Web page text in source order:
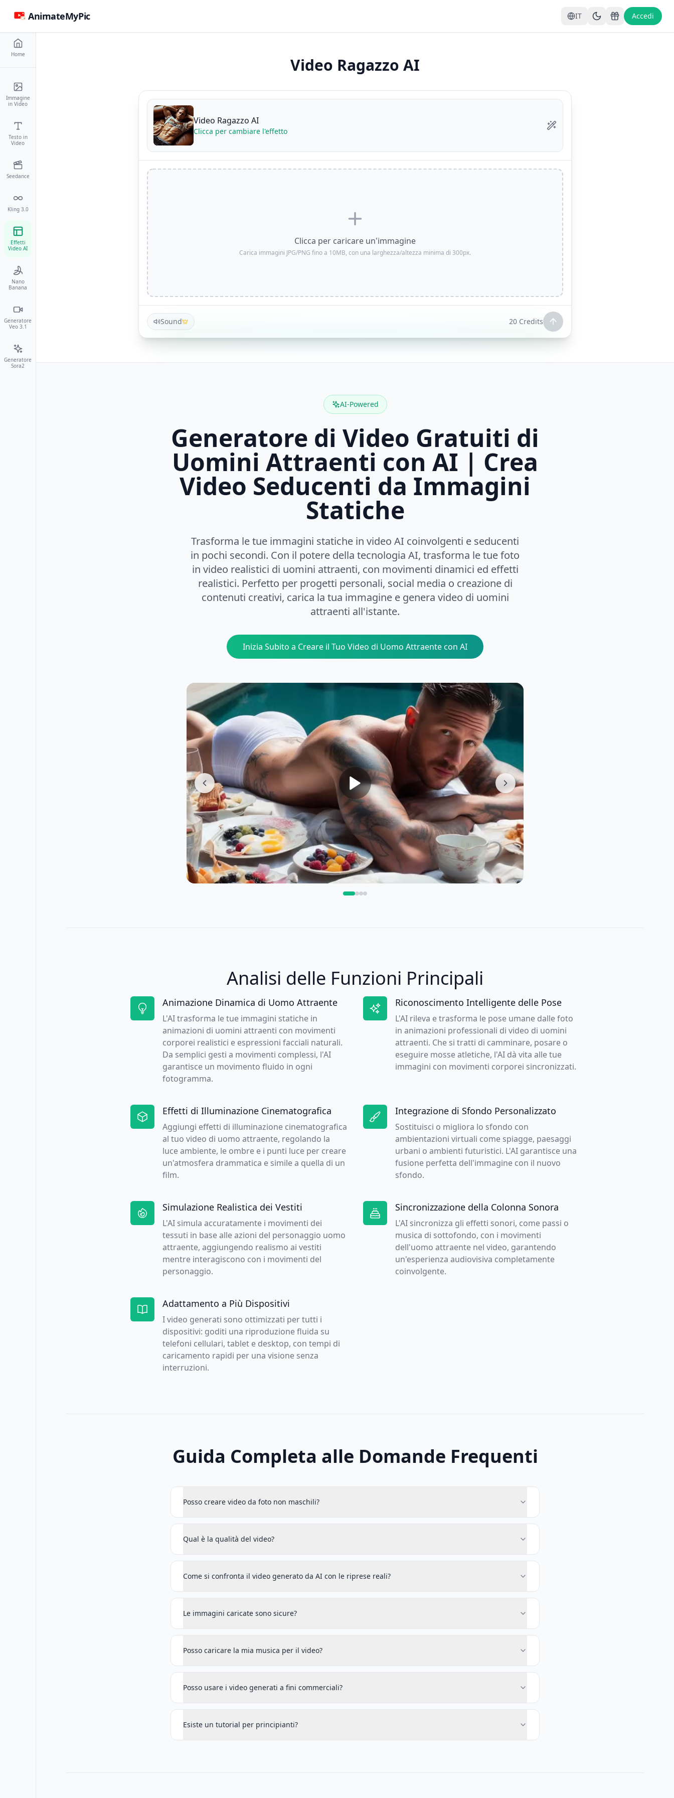
AnimateMyPic IT Accedi
Home
Immagine
in Video
Testo in
Video
Seedance
Kling 3.0
Effetti
Video AI
Nano
Banana
Generatore
Veo 3.1
Generatore
Sora2
Video Ragazzo AI
Video Ragazzo AI
Clicca per cambiare l'effetto
Clicca per caricare un'immagine
Carica immagini JPG/PNG fino a 10MB, con una larghezza/altezza minima di 300px.
Sound 20 Credits
AI-Powered
Generatore di Video Gratuiti di
Uomini Attraenti con AI | Crea
Video Seducenti da Immagini
Statiche
Trasforma le tue immagini statiche in video AI coinvolgenti e seducenti
in pochi secondi. Con il potere della tecnologia AI, trasforma le tue foto
in video realistici di uomini attraenti, con movimenti dinamici ed effetti
realistici. Perfetto per progetti personali, social media o creazione di
contenuti creativi, carica la tua immagine e genera video di uomini
attraenti all'istante.
Inizia Subito a Creare il Tuo Video di Uomo Attraente con AI
Analisi delle Funzioni Principali
Animazione Dinamica di Uomo Attraente
L'AI trasforma le tue immagini statiche in
animazioni di uomini attraenti con movimenti
corporei realistici e espressioni facciali naturali.
Da semplici gesti a movimenti complessi, l'AI
garantisce un movimento fluido in ogni
fotogramma.
Riconoscimento Intelligente delle Pose
L'AI rileva e trasforma le pose umane dalle foto
in animazioni professionali di video di uomini
attraenti. Che si tratti di camminare, posare o
eseguire mosse atletiche, l'AI dà vita alle tue
immagini con movimenti corporei sincronizzati.
Effetti di Illuminazione Cinematografica
Aggiungi effetti di illuminazione cinematografica
al tuo video di uomo attraente, regolando la
luce ambiente, le ombre e i punti luce per creare
un'atmosfera drammatica e simile a quella di un
film.
Integrazione di Sfondo Personalizzato
Sostituisci o migliora lo sfondo con
ambientazioni virtuali come spiagge, paesaggi
urbani o ambienti futuristici. L'AI garantisce una
fusione perfetta dell'immagine con il nuovo
sfondo.
Simulazione Realistica dei Vestiti
L'AI simula accuratamente i movimenti dei
tessuti in base alle azioni del personaggio uomo
attraente, aggiungendo realismo ai vestiti
mentre interagiscono con i movimenti del
personaggio.
Sincronizzazione della Colonna Sonora
L'AI sincronizza gli effetti sonori, come passi o
musica di sottofondo, con i movimenti
dell'uomo attraente nel video, garantendo
un'esperienza audiovisiva completamente
coinvolgente.
Adattamento a Più Dispositivi
I video generati sono ottimizzati per tutti i
dispositivi: goditi una riproduzione fluida su
telefoni cellulari, tablet e desktop, con tempi di
caricamento rapidi per una visione senza
interruzioni.
Guida Completa alle Domande Frequenti
Posso creare video da foto non maschili?
Qual è la qualità del video?
Come si confronta il video generato da AI con le riprese reali?
Le immagini caricate sono sicure?
Posso caricare la mia musica per il video?
Posso usare i video generati a fini commerciali?
Esiste un tutorial per principianti?